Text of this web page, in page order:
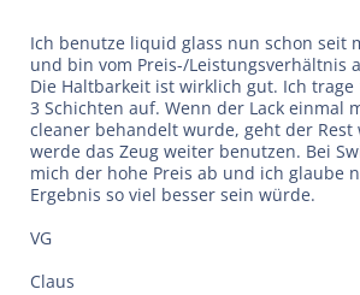
Ich benutze liquid glass nun schon seit
und bin vom Preis-/Leistungsverhältnis
Die Haltbarkeit ist wirklich gut. Ich
3 Schichten auf. Wenn der Lack einmal
cleaner behandelt wurde, geht der Rest
werde das Zeug weiter benutzen. Bei
mich der hohe Preis ab und ich glaube
Ergebnis so viel besser sein würde.
VG
Claus